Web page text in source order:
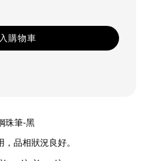
購物車
珠筆-黑
品相狀況良好。